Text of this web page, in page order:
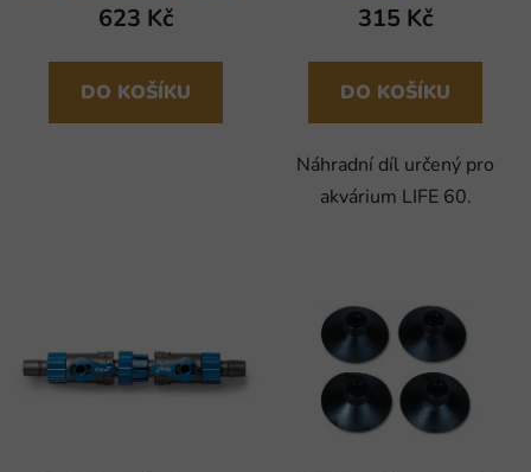
623 Kč
DO KOŠÍKU
315 Kč
DO KOŠÍKU
Náhradní díl určený pro
akvárium LIFE 60.